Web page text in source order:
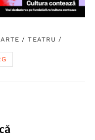
ARTE /TEATRU /